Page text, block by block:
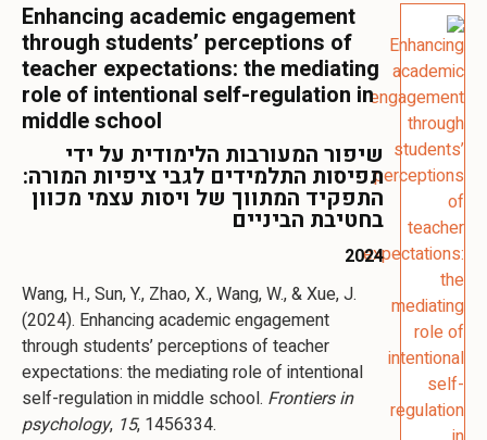
Enhancing academic engagement
through students’ perceptions of
teacher expectations: the mediating
role of intentional self-regulation in
middle school
שיפור המעורבות הלימודית על ידי
תפיסות התלמידים לגבי ציפיות המורה:
התפקיד המתווך של ויסות עצמי מכוון
בחטיבת הביניים
2024
Wang, H., Sun, Y., Zhao, X., Wang, W., & Xue, J.
(2024). Enhancing academic engagement
through students’ perceptions of teacher
expectations: the mediating role of intentional
self-regulation in middle school. Frontiers in
psychology, 15, 1456334.